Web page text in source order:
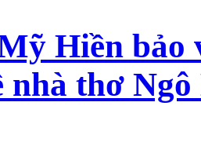
Hiền bảo
nhà thơ